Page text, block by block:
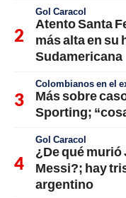
Gol Caracol
Atento Santa
más alta en su
Sudamericana
Colombianos en el
Más sobre
Sporting;
Gol Caracol
¿De qué murió
Messi?; hay
argentino